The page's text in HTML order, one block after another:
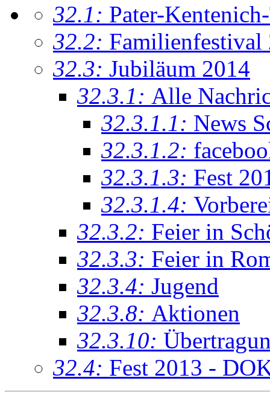
32.1: Pater-
32.2: Familienfestival
32.3: Jubiläum 2014
32.3.1: Alle
32.3.1.1: News
32.3.1.2:
32.3.1.3: Fest
32.3.1.4:
32.3.2: Feier in
32.3.3: Feier in
32.3.4: Jugend
32.3.8: Aktionen
32.3.10:
32.4: Fest 2013 -